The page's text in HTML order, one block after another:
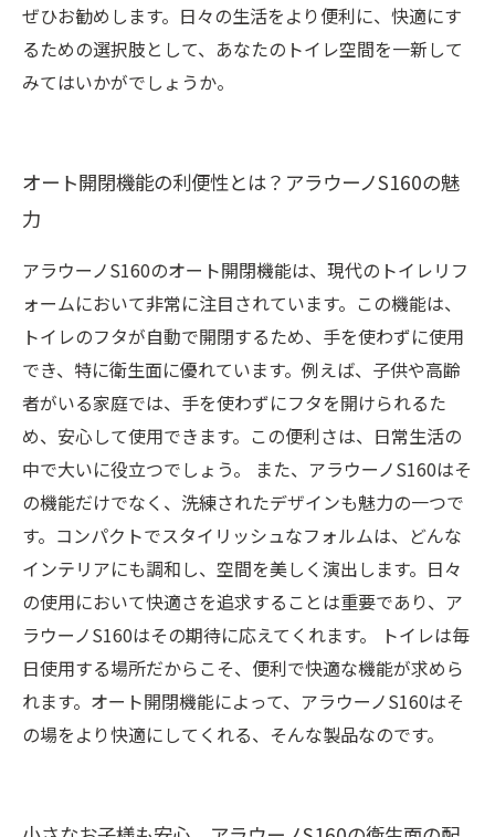
ぜひお勧めします。日々の生活をより便利に、快適にす
るための選択肢として、あなたのトイレ空間を一新して
みてはいかがでしょうか。
オート開閉機能の利便性とは？アラウーノS160の魅
力
アラウーノS160のオート開閉機能は、現代のトイレリフ
ォームにおいて非常に注目されています。この機能は、
トイレのフタが自動で開閉するため、手を使わずに使用
でき、特に衛生面に優れています。例えば、子供や高齢
者がいる家庭では、手を使わずにフタを開けられるた
め、安心して使用できます。この便利さは、日常生活の
中で大いに役立つでしょう。 また、アラウーノS160はそ
の機能だけでなく、洗練されたデザインも魅力の一つで
す。コンパクトでスタイリッシュなフォルムは、どんな
インテリアにも調和し、空間を美しく演出します。日々
の使用において快適さを追求することは重要であり、ア
ラウーノS160はその期待に応えてくれます。 トイレは毎
日使用する場所だからこそ、便利で快適な機能が求めら
れます。オート開閉機能によって、アラウーノS160はそ
の場をより快適にしてくれる、そんな製品なのです。